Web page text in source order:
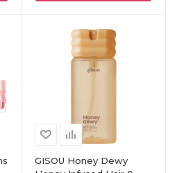
GISOU Honey Dewy